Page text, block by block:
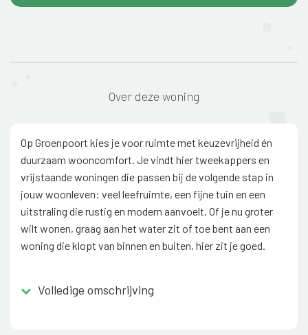
Over deze woning
Op Groenpoort kies je voor ruimte met keuzevrijheid én
duurzaam wooncomfort. Je vindt hier tweekappers en
vrijstaande woningen die passen bij de volgende stap in
jouw woonleven: veel leefruimte, een fijne tuin en een
uitstraling die rustig en modern aanvoelt. Of je nu groter
wilt wonen, graag aan het water zit of toe bent aan een
woning die klopt van binnen en buiten, hier zit je goed.
voorzieningen en een A+++ energielabel, wat zorgt voor
Volledige omschrijving